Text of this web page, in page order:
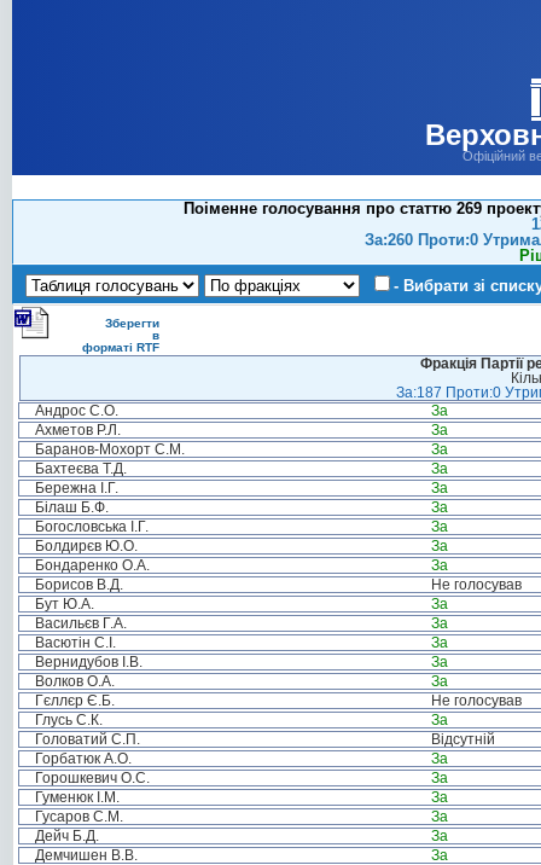
Офіційний
Поіменне голосування про статтю 269
За:260 Проти:0
- Вибрати зі
Зберегти
в
форматі RTF
Фракція Партії
За:187 Проти:0
Андрос С.О.
За
Ахметов Р.Л.
За
Баранов-Мохорт С.М.
За
Бахтеєва Т.Д.
За
Бережна І.Г.
За
Білаш Б.Ф.
За
Богословська І.Г.
За
Болдирєв Ю.О.
За
Бондаренко О.А.
За
Борисов В.Д.
Не голосував
Бут Ю.А.
За
Васильєв Г.А.
За
Васютін С.І.
За
Вернидубов І.В.
За
Волков О.А.
За
Гєллєр Є.Б.
Не голосував
Глусь С.К.
За
Головатий С.П.
Відсутній
Горбатюк А.О.
За
Горошкевич О.С.
За
Гуменюк І.М.
За
Гусаров С.М.
За
Дейч Б.Д.
За
Демчишен В.В.
За